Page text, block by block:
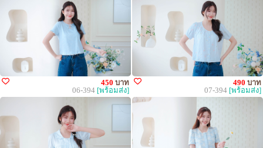
450 บาท
06-394 [พร้อมส่ง]
490 บาท
07-394 [พร้อมส่ง]